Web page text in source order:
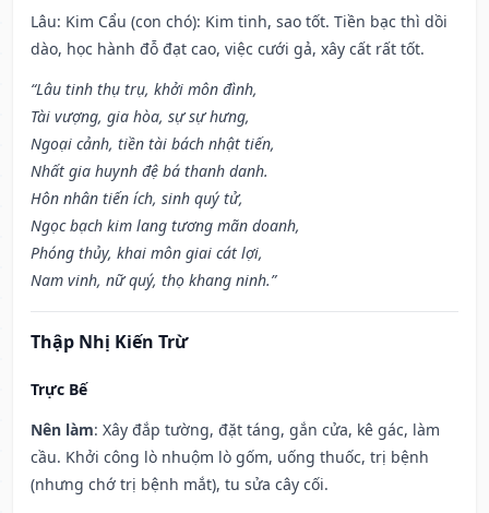
Lâu: Kim Cẩu (con chó): Kim tinh, sao tốt. Tiền bạc thì dồi
dào, học hành đỗ đạt cao, việc cưới gả, xây cất rất tốt.
“Lâu tinh thụ trụ, khởi môn đình,
Tài vượng, gia hòa, sự sự hưng,
Ngoại cảnh, tiền tài bách nhật tiến,
Nhất gia huynh đệ bá thanh danh.
Hôn nhân tiến ích, sinh quý tử,
Ngọc bạch kim lang tương mãn doanh,
Phóng thủy, khai môn giai cát lợi,
Nam vinh, nữ quý, thọ khang ninh.”
Thập Nhị Kiến Trừ
Trực Bế
Nên làm: Xây đắp tường, đặt táng, gắn cửa, kê gác, làm
cầu. Khởi công lò nhuộm lò gốm, uống thuốc, trị bệnh
(nhưng chớ trị bệnh mắt), tu sửa cây cối.